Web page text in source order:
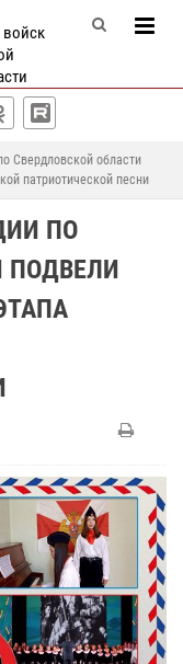
Свердловской области
патриотической песни
ПО
ПОДВЕЛИ